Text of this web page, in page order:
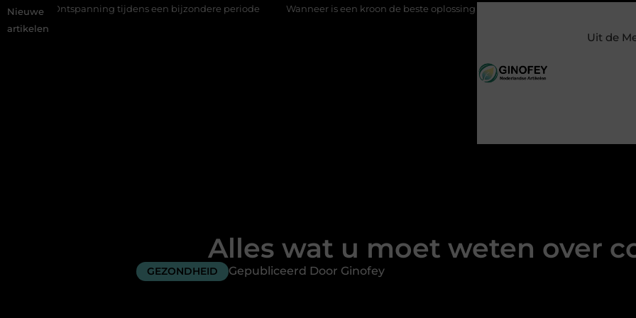
Nieuwe
artikelen
tijdens een bijzondere periode Wanneer is een kroon de beste oplossing voor een kies?
Uit de
Alles wat u moet weten over
GEZONDHEID Gepubliceerd Door Ginofey